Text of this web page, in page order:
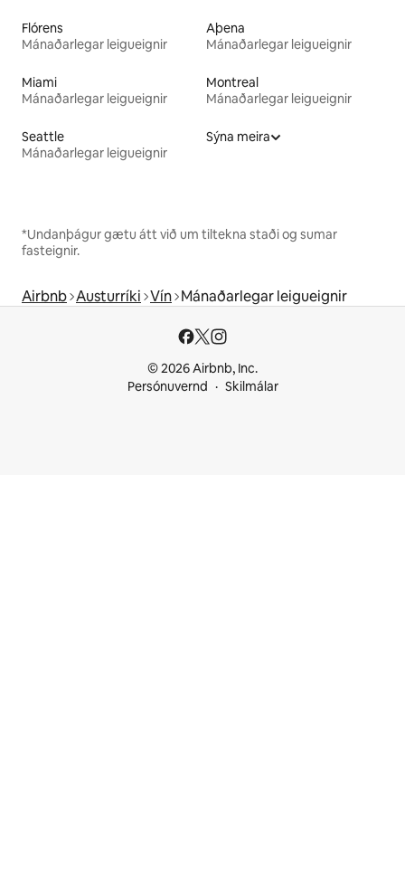
Flórens
Mánaðarlegar leigueignir
Aþena
Mánaðarlegar leigueignir
Miami
Mánaðarlegar leigueignir
Montreal
Mánaðarlegar leigueignir
Seattle
Mánaðarlegar leigueignir
Sýna meira
*Undanþágur gætu átt við um tiltekna staði og sumar
fasteignir.
Airbnb Austurríki Vín Mánaðarlegar leigueignir
© 2026 Airbnb, Inc.
Persónuvernd
Skilmálar